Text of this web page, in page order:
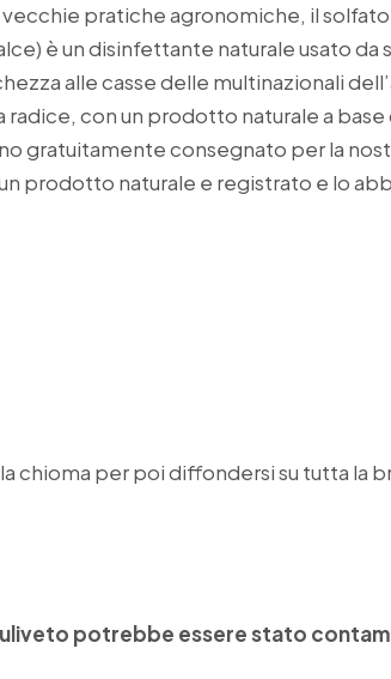
pratiche agronomiche, il
è un disinfettante naturale usato
alle casse delle multinazionali
con un prodotto naturale a base
gratuitamente consegnato per la
prodotto naturale e registrato e lo
chioma per poi diffondersi su tutta la
potrebbe essere stato